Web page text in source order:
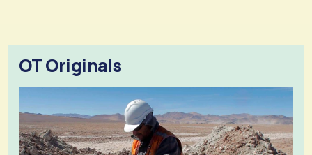
OT Originals